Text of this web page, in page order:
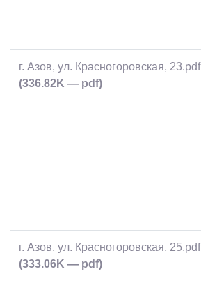
г. Азов, ул. Красногоровская, 23.pdf
(336.82K — pdf)
г. Азов, ул. Красногоровская, 25.pdf
(333.06K — pdf)